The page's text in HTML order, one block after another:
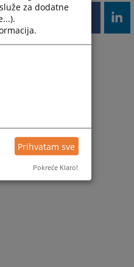
za dodatne
Prihvatam sve
Pokreće Klaro!